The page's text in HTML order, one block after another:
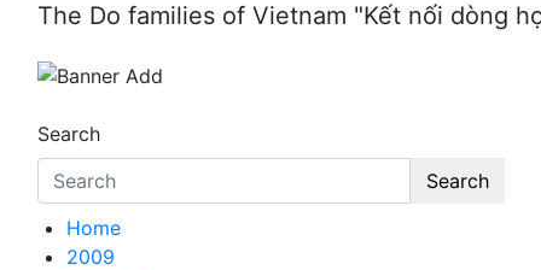
The Do families of Vietnam "Kết nối dòng
Search
Search
Home
2009